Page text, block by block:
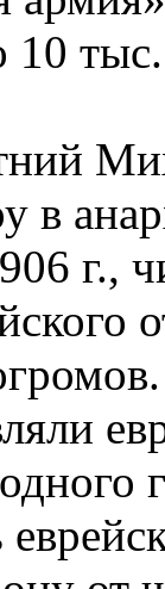
в
г.,